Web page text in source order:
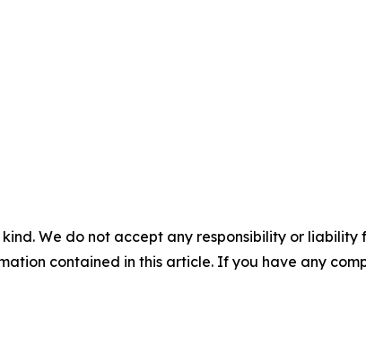
We do not accept any responsibility or
contained in this article. If you have any